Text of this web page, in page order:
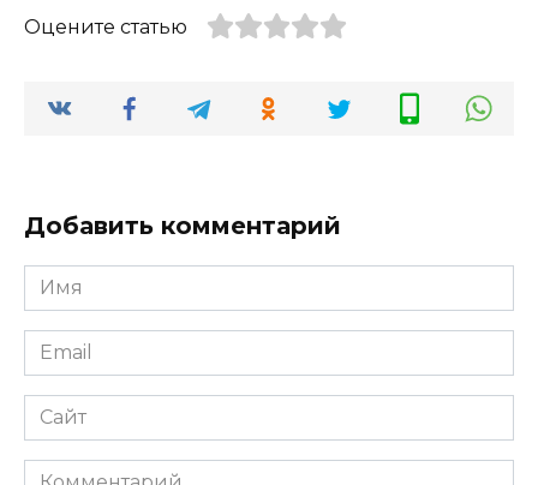
Оцените статью
Добавить комментарий
Имя
*
Email
*
Сайт
Комментарий